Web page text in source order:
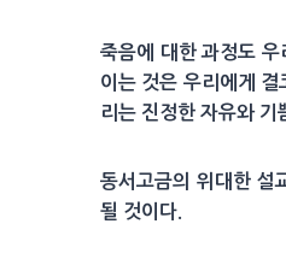
죽음에 대한 과정도
이는 것은 우리에게
리는 진정한 자유와 기
동서고금의 위대한 설
될 것이다.